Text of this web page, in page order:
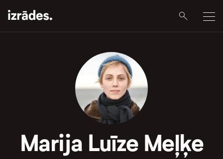
Marija Luīze Meļķe